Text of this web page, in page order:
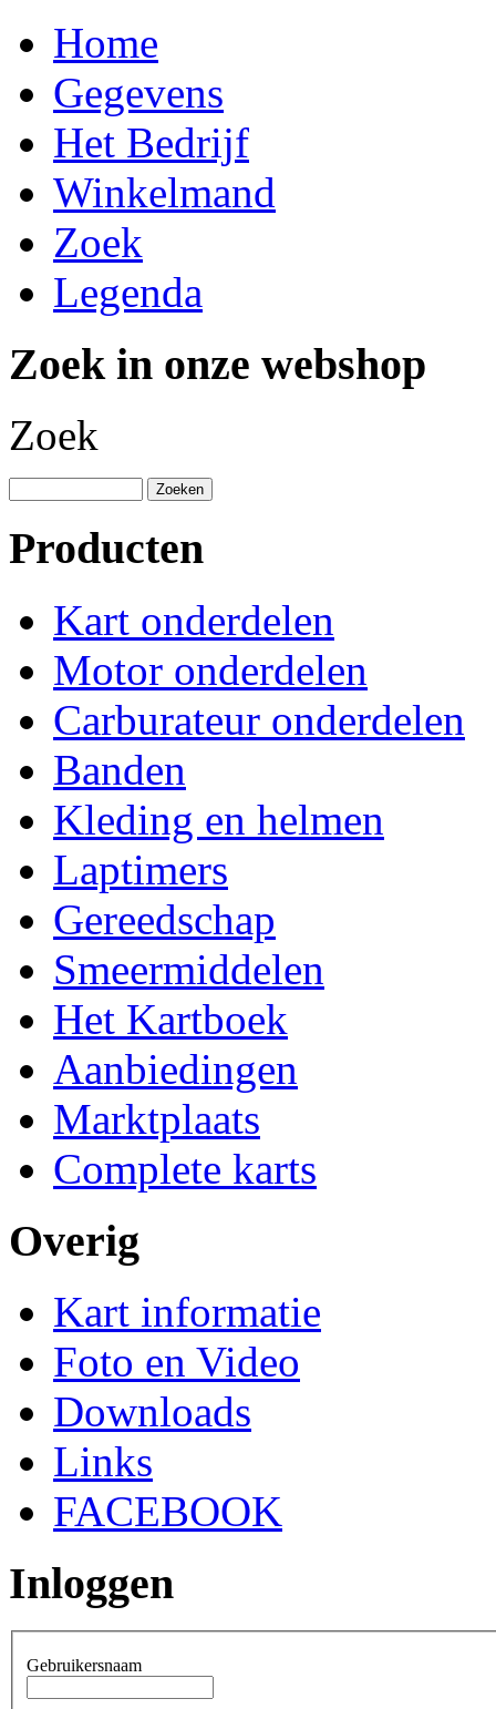
Home
Gegevens
Het Bedrijf
Winkelmand
Zoek
Legenda
Zoek in onze webshop
Zoek
Producten
Kart onderdelen
Motor onderdelen
Carburateur onderdelen
Banden
Kleding en helmen
Laptimers
Gereedschap
Smeermiddelen
Het Kartboek
Aanbiedingen
Marktplaats
Complete karts
Overig
Kart informatie
Foto en Video
Downloads
Links
FACEBOOK
Inloggen
Gebruikersnaam